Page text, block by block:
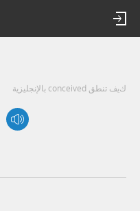
كيف تنطق conceived بالإنجليزية